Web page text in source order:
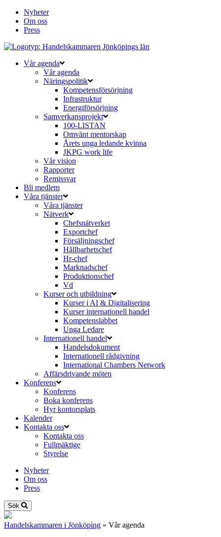
Nyheter
Om oss
Press
Vår agenda
Vår agenda
Näringspolitik
Kompetensförsörjning
Infrastruktur
Energiförsörjning
Samverkansprojekt
100-LISTAN
Omvänt mentorskap
Årets unga ledande kvinna
JKPG work life
Vår vision
Rapporter
Remissvar
Bli medlem
Våra tjänster
Våra tjänster
Nätverk
Chefsnätverket
Exportchef
Försäljningschef
Hållbarhetschef
Hr-chef
Marknadschef
Produktionschef
Vd
Kurser och utbildning
Kurser i AI & Digitalisering
Kurser internationell handel
Kompetenslabbet
Unga Ledare
Internationell handel
Handelsdokument
Internationell rådgivning
International Chambers Network
Affärsdrivande möten
Konferens
Konferens
Boka konferens
Hyr kontorsplats
Kalender
Kontakta oss
Kontakta oss
Fullmäktige
Styrelse
Nyheter
Om oss
Press
Sök
Handelskammaren i Jönköping » Vår agenda